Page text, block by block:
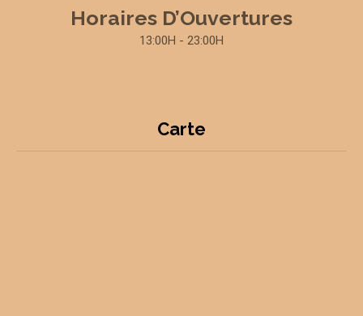
Horaires D’Ouvertures
13:00H - 23:00H
Carte